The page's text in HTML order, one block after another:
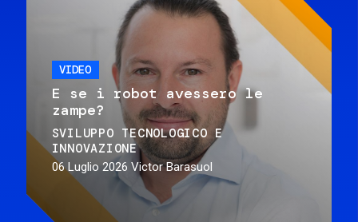
VIDEO
E se i robot avessero le
zampe?
SVILUPPO TECNOLOGICO E
INNOVAZIONE
06 Luglio 2026 Victor Barasuol